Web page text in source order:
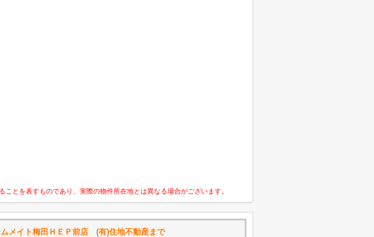
とを表すものであり、実際の物件所在地とは異なる場合がございます。
メイト梅田ＨＥＰ前店 (有)住地不動産まで